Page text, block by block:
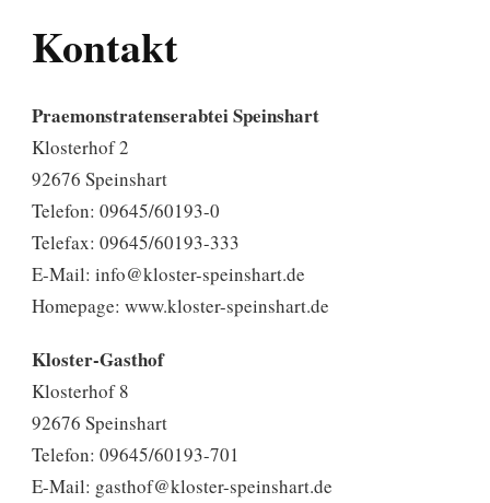
Kontakt
Praemonstratenserabtei Speinshart
Klosterhof 2
92676 Speinshart
Telefon: 09645/60193-0
Telefax: 09645/60193-333
E-Mail: info@kloster-speinshart.de
Homepage: www.kloster-speinshart.de
Kloster-Gasthof
Klosterhof 8
92676 Speinshart
Telefon: 09645/60193-701
E-Mail: gasthof@kloster-speinshart.de